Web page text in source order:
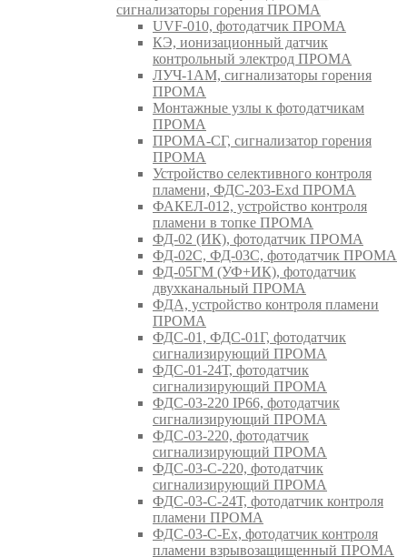
сигнализаторы горения ПРОМА
UVF-010, фотодатчик ПРОМА
КЭ, ионизационный датчик
контрольный электрод ПРОМА
ЛУЧ-1АМ, сигнализаторы горения
ПРОМА
Монтажные узлы к фотодатчикам
ПРОМА
ПРОМА-СГ, сигнализатор горения
ПРОМА
Устройство селективного контроля
пламени, ФДС-203-Exd ПРОМА
ФАКЕЛ-012, устройство контроля
пламени в топке ПРОМА
ФД-02 (ИК), фотодатчик ПРОМА
ФД-02С, ФД-03С, фотодатчик ПРОМА
ФД-05ГМ (УФ+ИК), фотодатчик
двухканальный ПРОМА
ФДА, устройство контроля пламени
ПРОМА
ФДС-01, ФДС-01Г, фотодатчик
сигнализирующий ПРОМА
ФДС-01-24Т, фотодатчик
сигнализирующий ПРОМА
ФДС-03-220 IP66, фотодатчик
сигнализирующий ПРОМА
ФДС-03-220, фотодатчик
сигнализирующий ПРОМА
ФДС-03-С-220, фотодатчик
сигнализирующий ПРОМА
ФДС-03-С-24Т, фотодатчик контроля
пламени ПРОМА
ФДС-03-С-Ex, фотодатчик контроля
пламени взрывозащищенный ПРОМА